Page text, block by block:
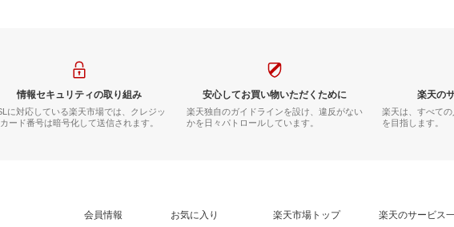
情報セキュリティの取り組み
に対応している楽天市場では、クレジッ
カード番号は暗号化して送信されます。
安心してお買い物いただくために
楽天独自のガイドラインを設け、違反がない
かを日々パトロールしています。
楽天の
楽天は、すべて
を目指します。
会員情報
お気に入り
楽天市場トップ
楽天のサービス